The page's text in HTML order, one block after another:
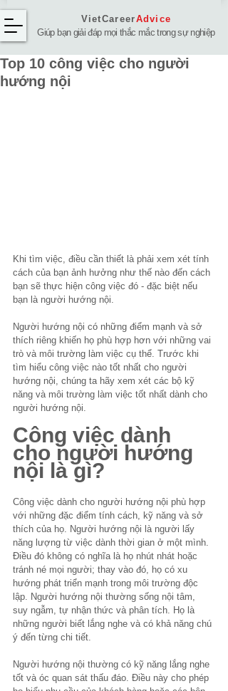
VietCareerAdvice
Giúp bạn giải đáp mọi thắc mắc trong sự nghiệp
Top 10 công việc cho người
hướng nội
Khi tìm việc, điều cần thiết là phải xem xét tính
cách của bạn ảnh hưởng như thế nào đến cách
bạn sẽ thực hiện công việc đó - đặc biệt nếu
bạn là người hướng nội.
Người hướng nội có những điểm mạnh và sở
thích riêng khiến họ phù hợp hơn với những vai
trò và môi trường làm việc cụ thể. Trước khi
tìm hiểu công việc nào tốt nhất cho người
hướng nội, chúng ta hãy xem xét các bộ kỹ
năng và môi trường làm việc tốt nhất dành cho
người hướng nội.
Công việc dành
cho người hướng
nội là gì?
Công việc dành cho người hướng nội phù hợp
với những đặc điểm tính cách, kỹ năng và sở
thích của họ. Người hướng nội là người lấy
năng lượng từ việc dành thời gian ở một mình.
Điều đó không có nghĩa là họ nhút nhát hoặc
tránh né mọi người; thay vào đó, họ có xu
hướng phát triển mạnh trong môi trường độc
lập. Người hướng nội thường sống nội tâm,
suy ngẫm, tự nhận thức và phân tích. Họ là
những người biết lắng nghe và có khả năng chú
ý đến từng chi tiết.
Người hướng nội thường có kỹ năng lắng nghe
tốt và óc quan sát thấu đáo. Điều này cho phép